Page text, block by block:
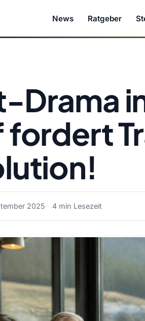
News Ratgeber
Drama
fordert
2025 4 min Lesezeit